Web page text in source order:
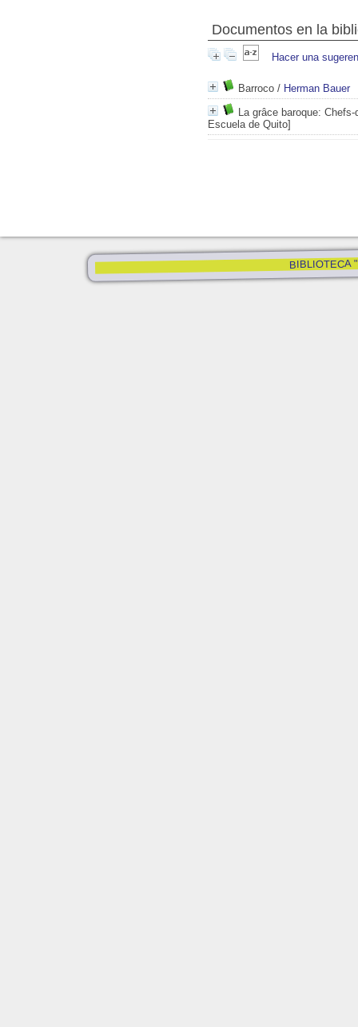
Documentos en la
Hacer una
Barroco / Herman Bauer
La grâce baroque:
Escuela de Quito]
BIBLIOTECA